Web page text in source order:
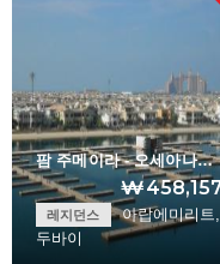
팜 주메이라 - 오세아나…
레지던스
아랍에미리트,
두바이